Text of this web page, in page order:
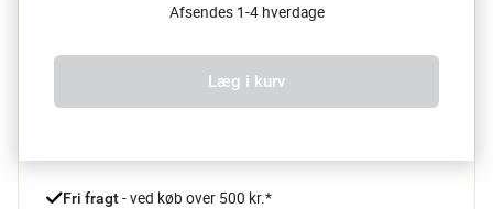
Afsendes 1-4 hverdage
Læg i kurv
Fri fragt - ved køb over 500 kr.*